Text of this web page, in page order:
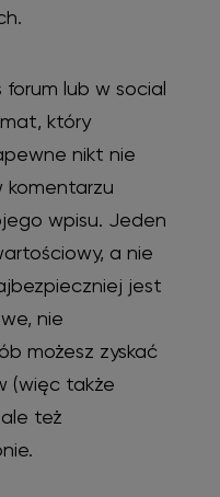
forum lub w social
który
nikt nie
komentarzu
wpisu. Jeden
a nie
jest
nie
możesz zyskać
(więc także
też